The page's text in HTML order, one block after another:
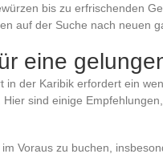
bis zu erfrischenden
auf der Suche nach neuen
eine
in der Karibik erfordert ein
sind einige
Voraus zu buchen,